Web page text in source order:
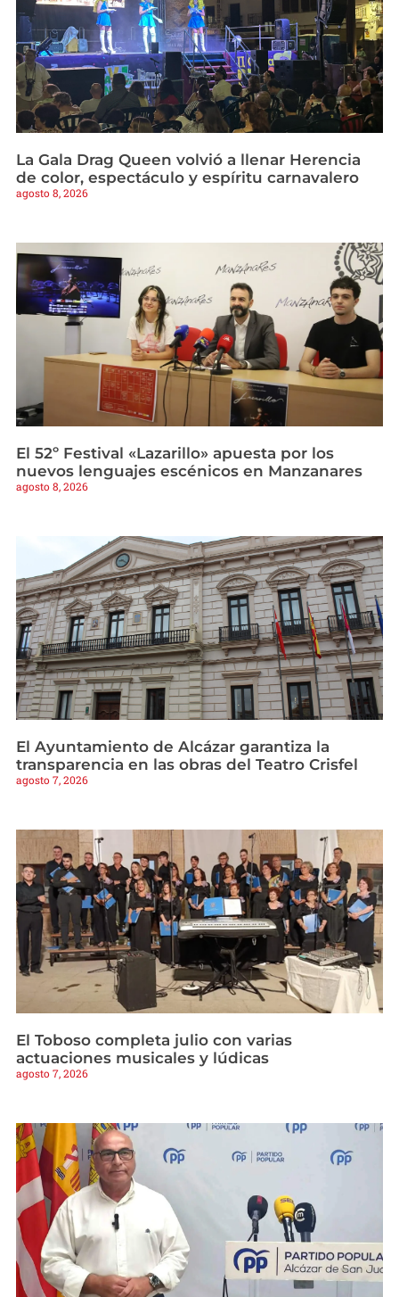
La Gala Drag Queen volvió a llenar Herencia
de color, espectáculo y espíritu carnavalero
agosto 8, 2026
El 52º Festival «Lazarillo» apuesta por los
nuevos lenguajes escénicos en Manzanares
agosto 8, 2026
El Ayuntamiento de Alcázar garantiza la
transparencia en las obras del Teatro Crisfel
agosto 7, 2026
El Toboso completa julio con varias
actuaciones musicales y lúdicas
agosto 7, 2026